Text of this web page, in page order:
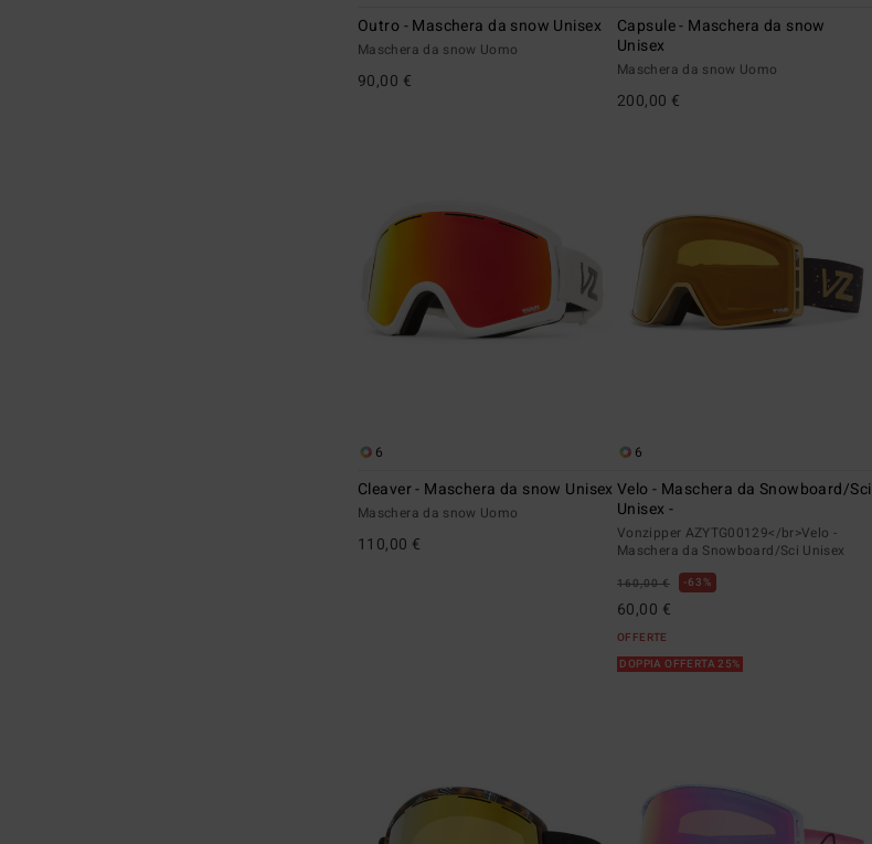
Outro - Maschera da snow Unisex
Maschera da snow Uomo
90,00 €
Capsule - Maschera da snow
Unisex
Maschera da snow Uomo
200,00 €
6
Cleaver - Maschera da snow Unisex
Maschera da snow Uomo
110,00 €
6
Velo - Maschera da Snowboard/Sci
Unisex -
Vonzipper AZYTG00129</br>Velo -
Maschera da Snowboard/Sci Unisex
160,00 € 63%
60,00 €
OFFERTE
DOPPIA OFFERTA 25%